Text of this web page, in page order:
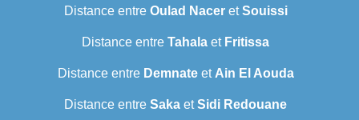
Distance entre Oulad NaceretSouissi
Distance entre Tahala et Fritissa
Distance entre Demnateet Ain El Aouda
Distance entre Saka etSidi Redouane